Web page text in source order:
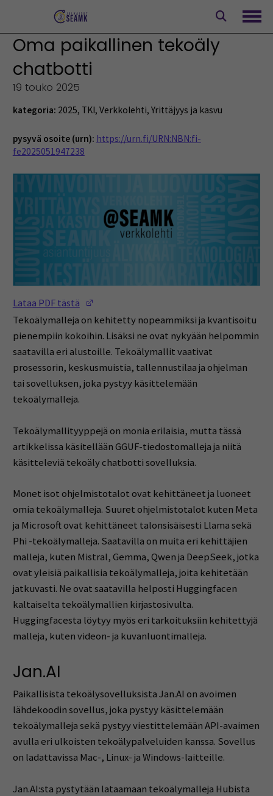
Oma paikallinen tekoäly
chatbotti
19 touko 2025
kategoria: 2025, TKI, Verkkolehti, Yrittäjyys ja kasvu
pysyvä osoite (urn): https://urn.fi/URN:NBN:fi-
fe2025051947238
Lataa PDF tästä
Tekoälymalleja on kehitetty nopeammiksi ja kvantisoitu
pienempiin kokoihin. Lisäksi ne ovat nykyään helpommin
saatavilla eri alustoille. Tekoälymallit vaativat
prosessorin, keskusmuistia, tallennustilaa ja ohjelman
tai sovelluksen, joka pystyy käsittelemään
tekoälymalleja.
Tekoälymallityyppejä on monia erilaisia, mutta tässä
artikkelissa käsitellään GGUF-tiedostomalleja ja niitä
käsitteleviä tekoäly chatbotti sovelluksia.
Monet isot ohjelmistotalot ovat kehittäneet ja luoneet
omia tekoälymalleja. Suuret ohjelmistotalot kuten Meta
ja Microsoft ovat kehittäneet talonsisäisesti Llama sekä
Phi -tekoälymalleja. Saatavilla on muita eri kehittäjien
malleja, kuten Mistral, Gemma, Qwen ja DeepSeek, jotka
ovat yleisiä paikallisia tekoälymalleja, joita kehitetään
jatkuvasti. Ne ovat saatavilla helposti Huggingfacen
kaltaiselta tekoälymallien kirjastosivulta.
Huggingfacesta löytyy myös eri tarkoituksiin kehitettyjä
malleja, kuten videon- ja kuvanluontimalleja.
Jan.AI
Paikallisista tekoälysovelluksista Jan.AI on avoimen
lähdekoodin sovellus, joka pystyy käsittelemään
tekoälymalleja sekä pystyy viestittelemään API-avaimen
avulla eri ulkoisten tekoälypalveluiden kanssa. Sovellus
on ladattavissa Mac-, Linux- ja Windows-laitteille.
Jan.AI:sta pystytään lataamaan tekoälymalleja Hubista